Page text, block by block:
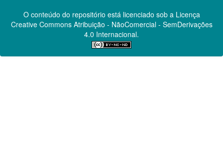
O conteúdo do repositório está licenciado sob a Licença
Creative CommonsAtribuição - NãoComercial - SemDerivações
4.0 Internacional.